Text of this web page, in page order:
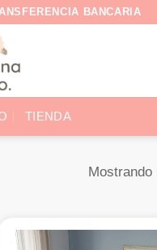
BANCARIA
TIENDA
Mostrando